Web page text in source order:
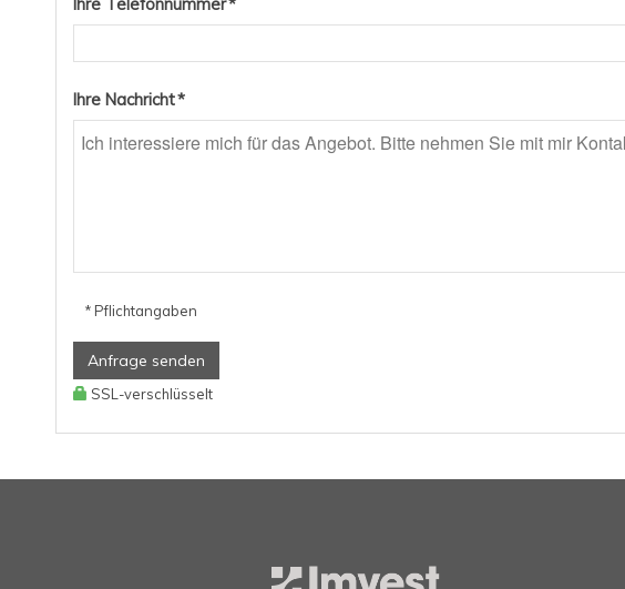
Ihre Telefonnummer *
Ihre Nachricht *
* Pflichtangaben
Anfrage senden
SSL-verschlüsselt